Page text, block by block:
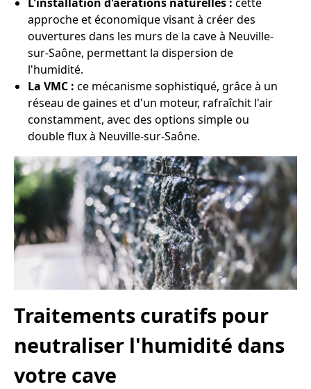
approche et économique visant à créer des
ouvertures dans les murs de la cave à Neuville-
sur-Saône, permettant la dispersion de
l'humidité.
La VMC : ce mécanisme sophistiqué, grâce à un
réseau de gaines et d'un moteur, rafraîchit l'air
constamment, avec des options simple ou
double flux à Neuville-sur-Saône.
Traitements curatifs pour
neutraliser l'humidité dans
votre cave